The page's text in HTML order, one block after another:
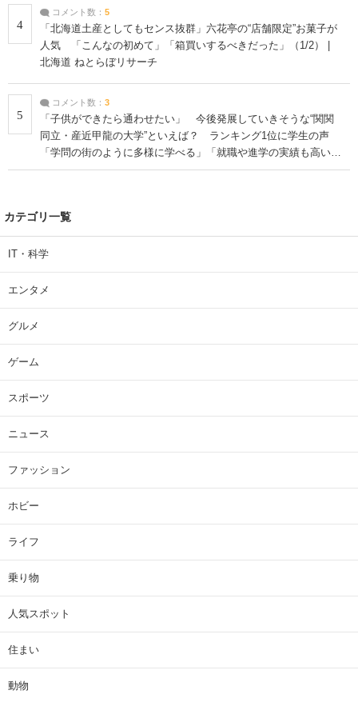
4
コメント数： 5
「北海道土産としてもセンス抜群」六花亭の“店舗限定”お菓子が
人気 「こんなの初めて」「箱買いするべきだった」（1/2） |
北海道 ねとらぼリサーチ
5
コメント数： 3
「子供ができたら通わせたい」 今後発展していきそうな“関関
同立・産近甲龍の大学”といえば？ ランキング1位に学生の声
「学問の街のように多様に学べる」「就職や進学の実績も高い」
| 大学 ねとらぼリサーチ
カテゴリ一覧
IT・科学
エンタメ
グルメ
ゲーム
スポーツ
ニュース
ファッション
ホビー
ライフ
乗り物
人気スポット
住まい
動物